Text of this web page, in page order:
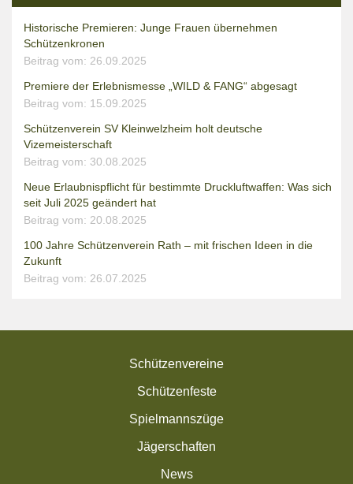
Historische Premieren: Junge Frauen übernehmen
Schützenkronen
Beitrag vom: 26.09.2025
Premiere der Erlebnismesse „WILD & FANG“ abgesagt
Beitrag vom: 15.09.2025
Schützenverein SV Kleinwelzheim holt deutsche
Vizemeisterschaft
Beitrag vom: 30.08.2025
Neue Erlaubnispflicht für bestimmte Druckluftwaffen: Was sich
seit Juli 2025 geändert hat
Beitrag vom: 20.08.2025
100 Jahre Schützenverein Rath – mit frischen Ideen in die
Zukunft
Beitrag vom: 26.07.2025
Schützenvereine
Schützenfeste
Spielmannszüge
Jägerschaften
News